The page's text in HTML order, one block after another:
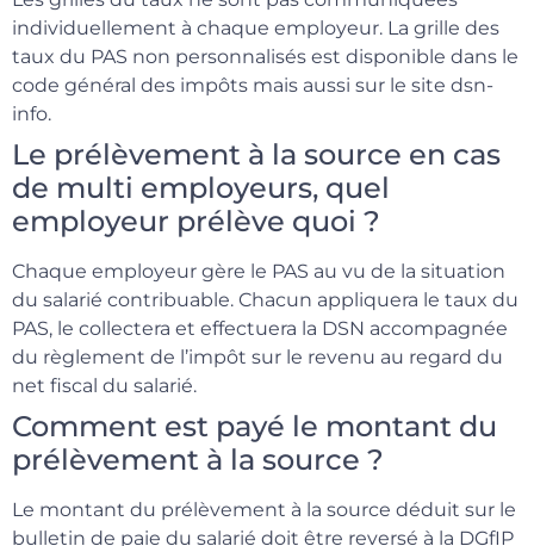
individuellement à chaque employeur. La grille des
taux du PAS non personnalisés est disponible dans le
code général des impôts mais aussi sur le site dsn-
info.
Le prélèvement à la source en cas
de multi employeurs, quel
employeur prélève quoi ?
Chaque employeur gère le PAS au vu de la situation
du salarié contribuable. Chacun appliquera le taux du
PAS, le collectera et effectuera la DSN accompagnée
du règlement de l’impôt sur le revenu au regard du
net fiscal du salarié.
Comment est payé le montant du
prélèvement à la source ?
Le montant du prélèvement à la source déduit sur le
bulletin de paie du salarié doit être reversé à la DGfIP